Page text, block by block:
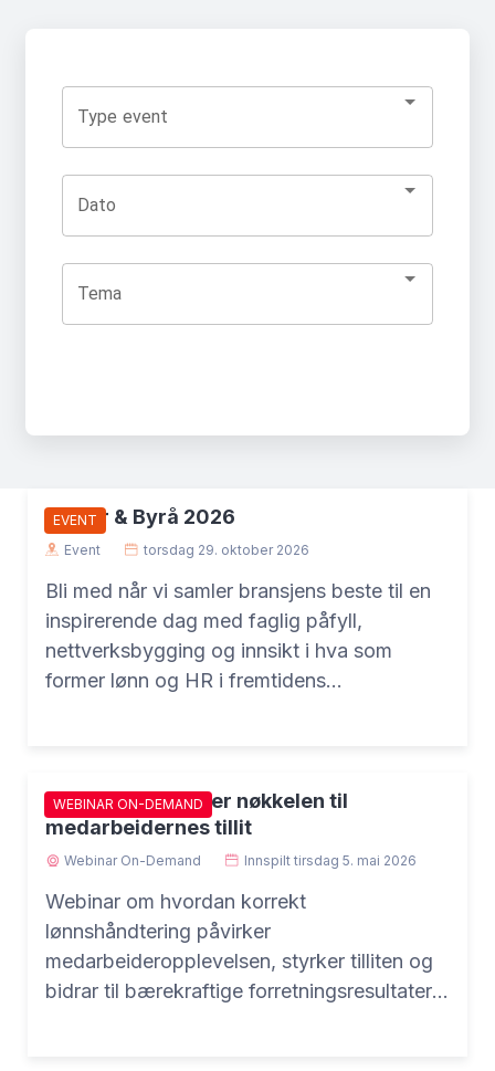
Type event
Dato
Tema
EVENT
Bobler & Byrå 2026
Event torsdag 29. oktober 2026
Bli med når vi samler bransjens beste til en
inspirerende dag med faglig påfyll,
nettverksbygging og innsikt i hva som
former lønn og HR i fremtidens
WEBINAR ON-DEMAND
Lønnsprosessen er nøkkelen til
medarbeidernes tillit
Webinar On-Demand Innspilt tirsdag 5. mai 2026
Webinar om hvordan korrekt
lønnshåndtering påvirker
medarbeideropplevelsen, styrker tilliten og
bidrar til bærekraftige forretningsresultater.